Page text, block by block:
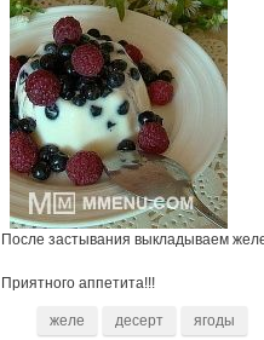
После застывания выкладываем
Приятного аппетита!!!
желе десерт ягоды